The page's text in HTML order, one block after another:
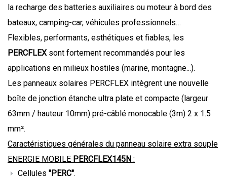
la recharge des batteries auxiliaires ou moteur à bord des
bateaux, camping-car, véhicules professionnels…
Flexibles, performants, esthétiques et fiables, les
PERCFLEXsont fortement recommandés pour les
applications en milieux hostiles (marine, montagne...).
Les panneaux solaires PERCFLEX intègrent une nouvelle
boîte de jonction étanche ultra plate et compacte (largeur
63mm / hauteur 10mm) pré-câblé monocable (3m) 2 x 1.5
mm².
Caractéristiques générales du panneau solaire extra souple
ENERGIE MOBILE PERCFLEX145N :
Cellules "PERC".